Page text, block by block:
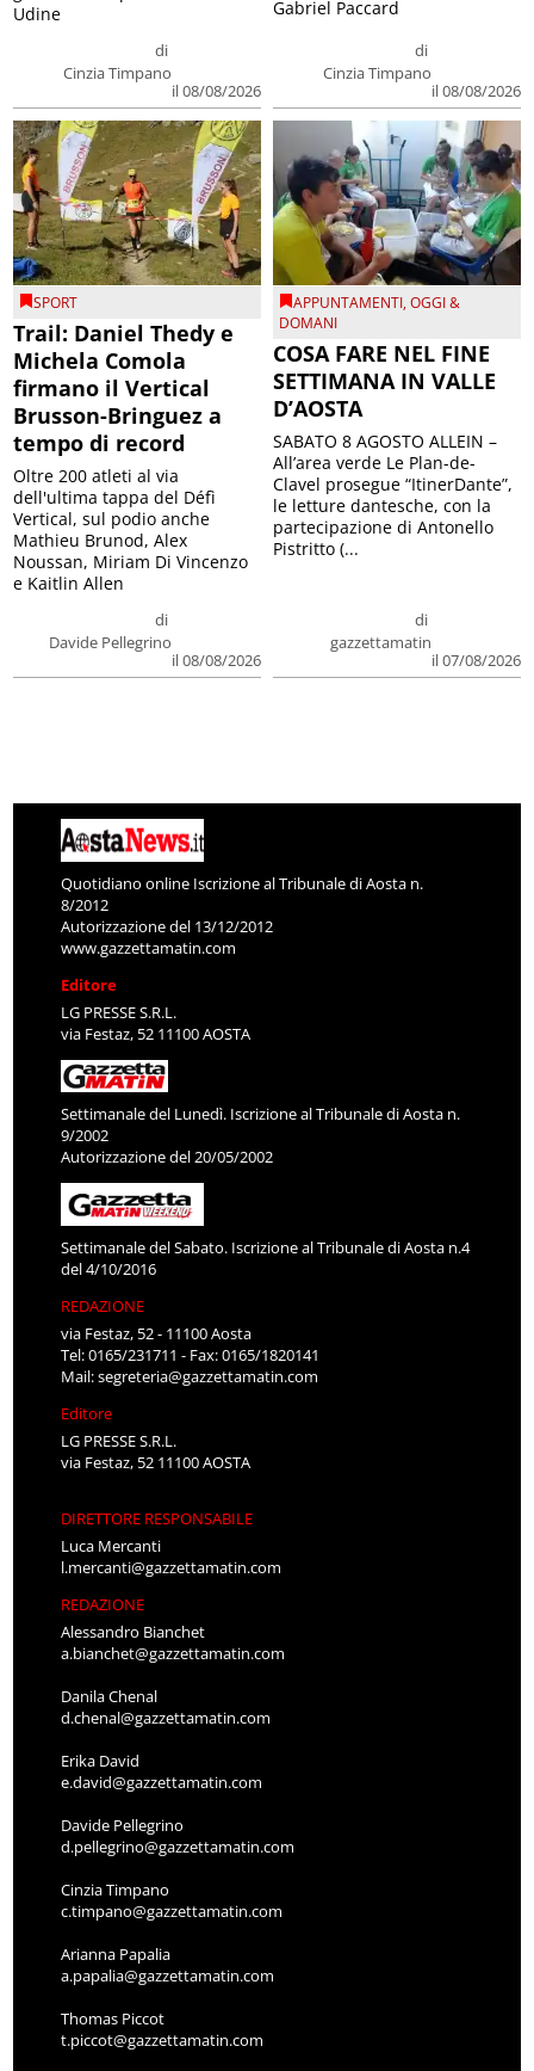
di
Cinzia Timpano
il 08/08/2026
Udine
di
Cinzia Timpano
il 08/08/2026
Gabriel Paccard
SPORT
Trail: Daniel Thedy e
Michela Comola
firmano il Vertical
Brusson-Bringuez a
tempo di record
di
Davide Pellegrino
il 08/08/2026
Oltre 200 atleti al via
dell'ultima tappa del Défì
Vertical, sul podio anche
Mathieu Brunod, Alex
Noussan, Miriam Di Vincenzo
e Kaitlin Allen
APPUNTAMENTI,OGGI &
DOMANI
COSA FARE NEL FINE
SETTIMANA IN VALLE
D’AOSTA
di
gazzettamatin
il 07/08/2026
SABATO 8 AGOSTO ALLEIN –
All’area verde Le Plan-de-
Clavel prosegue “ItinerDante”,
le letture dantesche, con la
partecipazione di Antonello
Pistritto (...
Quotidiano online Iscrizione al Tribunale di Aosta n.
8/2012
Autorizzazione del 13/12/2012
www.gazzettamatin.com
Editore
LG PRESSE S.R.L.
via Festaz, 52 11100 AOSTA
Settimanale del Lunedì. Iscrizione al Tribunale di Aosta n.
9/2002
Autorizzazione del 20/05/2002
Settimanale del Sabato. Iscrizione al Tribunale di Aosta n.4
del 4/10/2016
REDAZIONE
via Festaz, 52 - 11100 Aosta
Tel: 0165/231711 - Fax: 0165/1820141
Mail:segreteria@gazzettamatin.com
Editore
LG PRESSE S.R.L.
via Festaz, 52 11100 AOSTA
DIRETTORE RESPONSABILE
Luca Mercanti
l.mercanti@gazzettamatin.com
REDAZIONE
Alessandro Bianchet
a.bianchet@gazzettamatin.com
Danila Chenal
d.chenal@gazzettamatin.com
Erika David
e.david@gazzettamatin.com
Davide Pellegrino
d.pellegrino@gazzettamatin.com
Cinzia Timpano
c.timpano@gazzettamatin.com
Arianna Papalia
a.papalia@gazzettamatin.com
Thomas Piccot
t.piccot@gazzettamatin.com